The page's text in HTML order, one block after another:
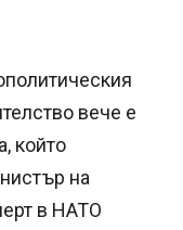
вече е
който
на
в НАТО